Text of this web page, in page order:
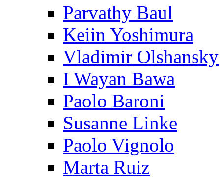
Parvathy Baul
Keiin Yoshimura
Vladimir Olshansky
I Wayan Bawa
Paolo Baroni
Susanne Linke
Paolo Vignolo
Marta Ruiz